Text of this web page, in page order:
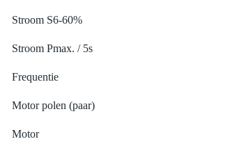
Stroom S6-60%
Stroom Pmax. / 5s
Frequentie
Motor polen (paar)
Motor